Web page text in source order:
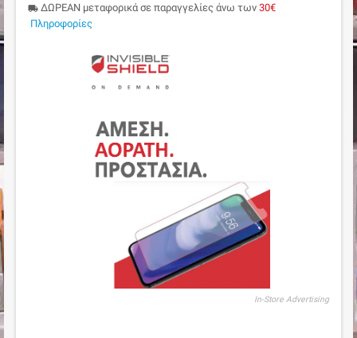
local_shipping ΔΩΡΕΑΝ μεταφορικά σε παραγγελίες άνω των 30€
Πληροφορίες
In-Store Advertising